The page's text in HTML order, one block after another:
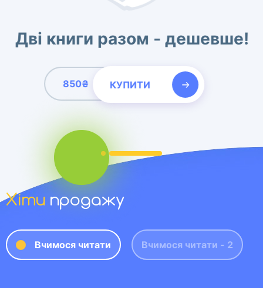
Дві книги разом - дешевше!
850₴ КУПИТИ
Хіти продажу
Вчимося читати Вчимося читати - 2
Комплект "Світ у картинах художників" -
унікальний посібник для розвитку творчих
здібностей дітвори віком від 4 до-7 років.